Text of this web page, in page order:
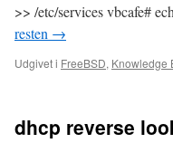
>> /etc/services vbcafe#
resten →
Udgivet i FreeBSD, Knowledge
dhcp reverse